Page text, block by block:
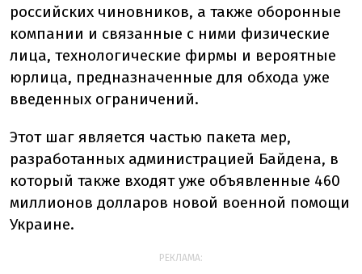
российских чиновников, а также оборонные
компании и связанные с ними физические
лица, технологические фирмы и вероятные
юрлица, предназначенные для обхода уже
введенных ограничений.
Этот шаг является частью пакета мер,
разработанных администрацией Байдена, в
который также входят уже объявленные 460
миллионов долларов новой военной помощи
Украине.
РЕКЛАМА: